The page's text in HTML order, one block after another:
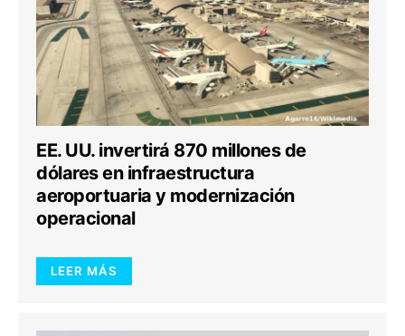
EE. UU. invertirá 870 millones de
dólares en infraestructura
aeroportuaria y modernización
operacional
LEER MÁS